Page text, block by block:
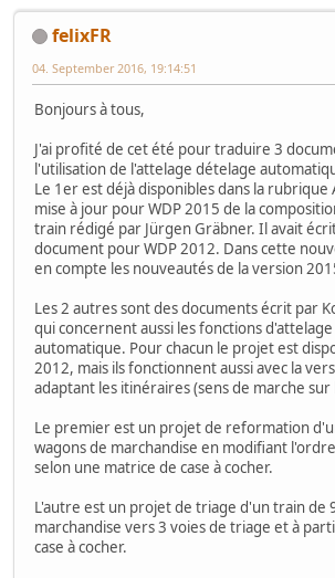
felixFR
04. September 2016, 19:14:51
Bonjours à tous,
J'ai profité de cet été pour traduire 3
l'utilisation de l'attelage dételage
Le 1er est déjà disponibles dans la rubrique
mise à jour pour WDP 2015 de la
train rédigé par Jürgen Gräbner. Il avait
document pour WDP 2012. Dans cette
en compte les nouveautés de la version
Les 2 autres sont des documents écrit par
qui concernent aussi les fonctions
automatique. Pour chacun le projet est
2012, mais ils fonctionnent aussi avec la
adaptant les itinéraires (sens de marche sur
Le premier est un projet de reformation
wagons de marchandise en modifiant
selon une matrice de case à cocher.
L'autre est un projet de triage d'un train de
marchandise vers 3 voies de triage et à
case à cocher.